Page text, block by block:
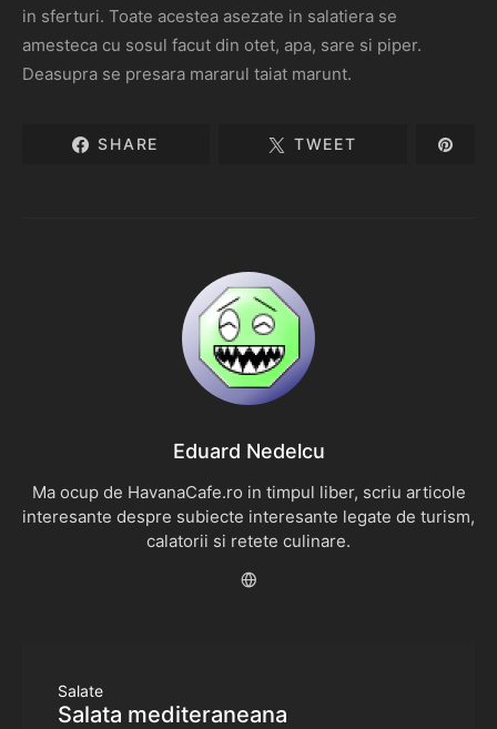
in sferturi. Toate acestea asezate in salatiera se
amesteca cu sosul facut din otet, apa, sare si piper.
Deasupra se presara mararul taiat marunt.
SHARE TWEET
Eduard Nedelcu
Ma ocup de HavanaCafe.ro in timpul liber, scriu articole
interesante despre subiecte interesante legate de turism,
calatorii si retete culinare.
Salate
Salata mediteraneana